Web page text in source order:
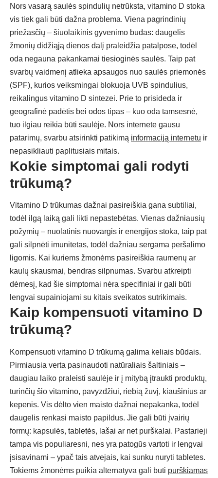
Nors vasarą saulės spindulių netrūksta, vitamino D stoka
vis tiek gali būti dažna problema. Viena pagrindinių
priežasčių – šiuolaikinis gyvenimo būdas: daugelis
žmonių didžiąją dienos dalį praleidžia patalpose, todėl
oda negauna pakankamai tiesioginės saulės. Taip pat
svarbų vaidmenį atlieka apsaugos nuo saulės priemonės
(SPF), kurios veiksmingai blokuoja UVB spindulius,
reikalingus vitamino D sintezei. Prie to prisideda ir
geografinė padėtis bei odos tipas – kuo oda tamsesnė,
tuo ilgiau reikia būti saulėje. Nors internete gausu
patarimų, svarbu atsirinkti patikimą informaciją internetu ir
nepasikliauti paplitusiais mitais.
Kokie simptomai gali rodyti
trūkumą?
Vitamino D trūkumas dažnai pasireiškia gana subtiliai,
todėl ilgą laiką gali likti nepastebėtas. Vienas dažniausių
požymių – nuolatinis nuovargis ir energijos stoka, taip pat
gali silpnėti imunitetas, todėl dažniau sergama peršalimo
ligomis. Kai kuriems žmonėms pasireiškia raumenų ar
kaulų skausmai, bendras silpnumas. Svarbu atkreipti
dėmesį, kad šie simptomai nėra specifiniai ir gali būti
lengvai supainiojami su kitais sveikatos sutrikimais.
Kaip kompensuoti vitamino D
trūkumą?
Kompensuoti vitamino D trūkumą galima keliais būdais.
Pirmiausia verta pasinaudoti natūraliais šaltiniais –
daugiau laiko praleisti saulėje ir į mitybą įtraukti produktų,
turinčių šio vitamino, pavyzdžiui, riebią žuvį, kiaušinius ar
kepenis. Vis dėlto vien maisto dažnai nepakanka, todėl
daugelis renkasi maisto papildus. Jie gali būti įvairių
formų: kapsulės, tabletės, lašai ar net purškalai. Pastarieji
tampa vis populiaresni, nes yra patogūs vartoti ir lengvai
įsisavinami – ypač tais atvejais, kai sunku nuryti tabletes.
Tokiems žmonėms puikia alternatyva gali būti purškiamas